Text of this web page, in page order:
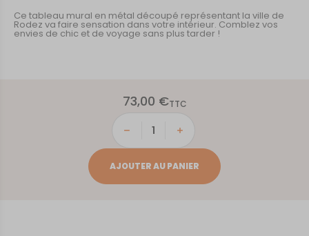
Ce tableau mural en métal découpé représentant la ville de
Rodez va faire sensation dans votre intérieur. Comblez vos
envies de chic et de voyage sans plus tarder !
73,00 €TTC
quantité
RODEZ
AJOUTER AU PANIER